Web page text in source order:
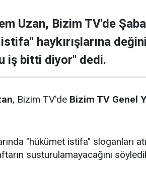
Uzan, Bizim TV'de
haykırışlarına
iş bitti diyor" dedi.
, Bizim TV'de Bizim TV Genel
"hükümet istifa" sloganları
susturulamayacağını